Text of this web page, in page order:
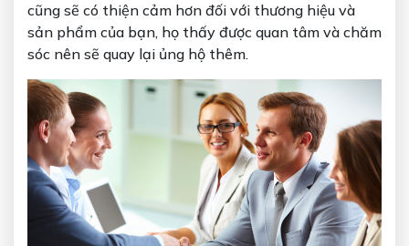
cũng sẽ có thiện cảm hơn đối với thương hiệu và
sản phẩm của bạn, họ thấy được quan tâm và chăm
sóc nên sẽ quay lại ủng hộ thêm.